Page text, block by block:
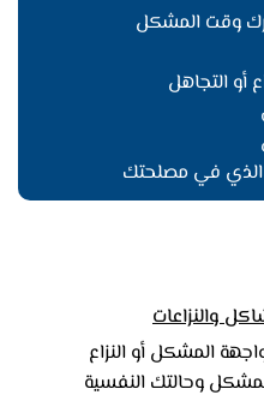
وقت المشكل
أو التجاهل
الذي في مصلحتك
والنزاعات
المشكل أو النزاع
وحالتك النفسية